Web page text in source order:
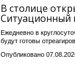
В столице
Ситуационный
Ежедневно в
будут готовы
Опубликовано